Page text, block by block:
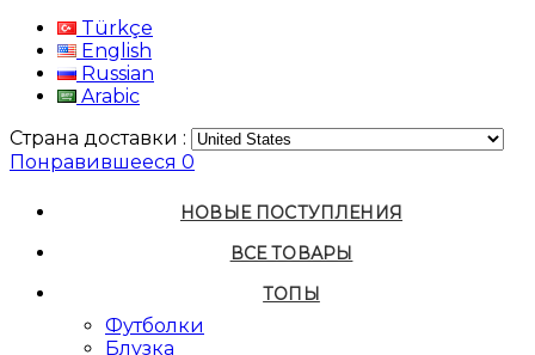
Türkçe
English
Russian
Arabic
Страна доставки :
Понравившееся 0
НОВЫЕ ПОСТУПЛЕНИЯ
ВСЕ ТОВАРЫ
ТОПЫ
Футболки
Блузка